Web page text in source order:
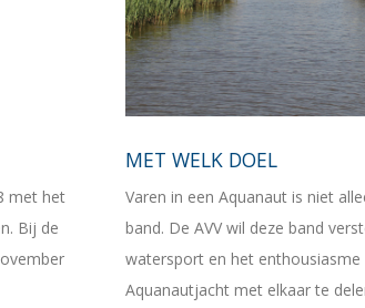
met het
Bij de
MET WELK DOEL
Varen in een Aquanaut is niet
band. De AVV wil deze band
watersport en het
Aquanautjacht met elkaar te